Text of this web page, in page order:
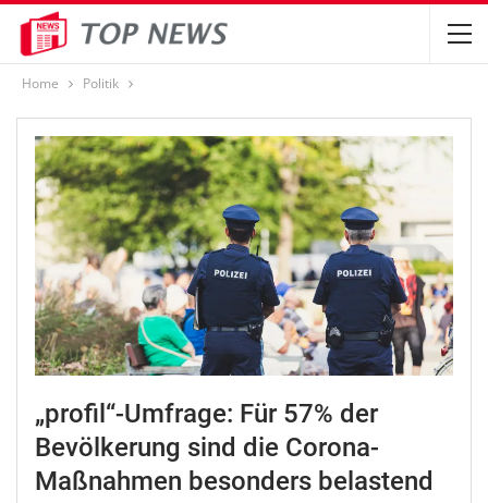
Home Politik
„profil“-Umfrage: Für 57% der
Bevölkerung sind die Corona-
Maßnahmen besonders belastend